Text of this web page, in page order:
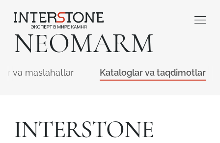
NEOMARM
va maslahatlar Kataloglar va taqdimotlar
INTERSTONE
Qaysi sohada faoliyat yuritasiz?